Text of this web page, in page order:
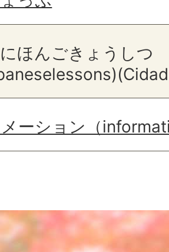
にほんごきょうしつ
ーション（